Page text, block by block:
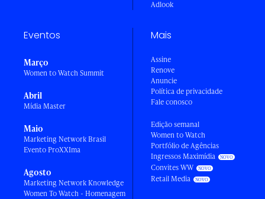
Adlook
Eventos
Março
Women to Watch Summit
Abril
Mídia Master
Maio
Marketing Network Brasil
Evento ProXXIma
Agosto
Marketing Network Knowledge
Women To Watch - Homenagem
Mais
Assine
Renove
Anuncie
Política de privacidade
Fale conosco
Edição semanal
Women to Watch
Portfólio de Agências
Ingressos Maximídia
Convites WW
Retail Media